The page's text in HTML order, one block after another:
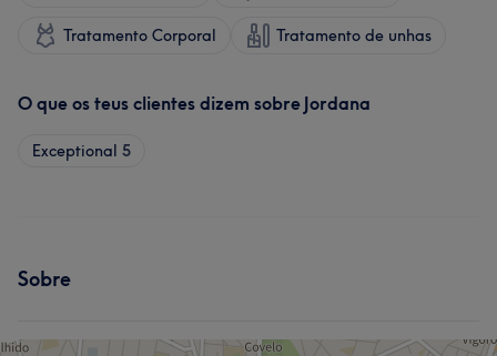
Tratamento Corporal Tratamento de unhas
O que os teus clientes dizem sobre Jordana
Exceptional 5
Sobre